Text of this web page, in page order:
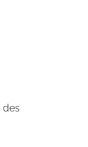
des